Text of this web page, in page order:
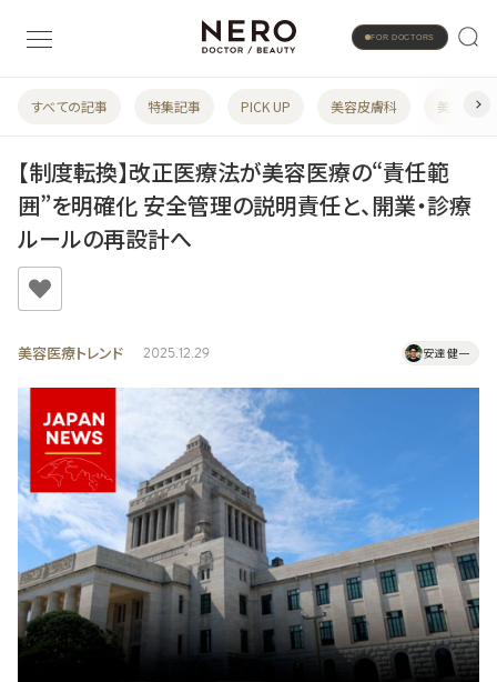
FOR DOCTORS
すべての記事 特集記事 PICK UP 美容皮膚科 美容婦人
【制度転換】改正医療法が美容医療の“責任範
囲”を明確化 安全管理の説明責任と、開業・診療
ルールの再設計へ
美容医療トレンド 2025.12.29 安達 健一